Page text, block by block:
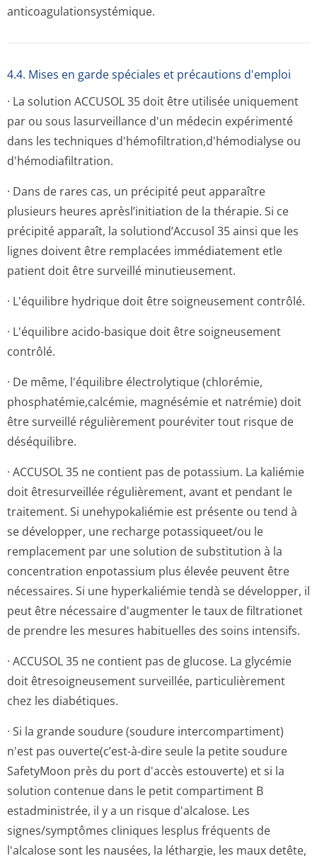
anticoagulati­onsystémique.
4.4. Mises en garde spéciales et précautions d'emploi
· La solution ACCUSOL 35 doit être utilisée uniquement
par ou sous lasurveillance d'un médecin expérimenté
dans les techniques d'hémofiltrati­on,d'hémodialy­se ou
d'hémodiafiltra­tion.
· Dans de rares cas, un précipité peut apparaître
plusieurs heures aprèsl’initiation de la thérapie. Si ce
précipité apparaît, la solutiond’Accusol 35 ainsi que les
lignes doivent être remplacées immédiatement etle
patient doit être surveillé minutieusement.
· L'équilibre hydrique doit être soigneusement contrôlé.
· L'équilibre acido-basique doit être soigneusement
contrôlé.
· De même, l'équilibre électrolytique (chlorémie,
phosphatémie,cal­cémie, magnésémie et natrémie) doit
être surveillé régulièrement pouréviter tout risque de
déséquilibre.
· ACCUSOL 35 ne contient pas de potassium. La kaliémie
doit êtresurveillée régulièrement, avant et pendant le
traitement. Si unehypokaliémie est présente ou tend à
se développer, une recharge potassiqueet/ou le
remplacement par une solution de substitution à la
concentration enpotassium plus élevée peuvent être
nécessaires. Si une hyperkaliémie tendà se développer, il
peut être nécessaire d'augmenter le taux de filtrationet
de prendre les mesures habituelles des soins intensifs.
· ACCUSOL 35 ne contient pas de glucose. La glycémie
doit êtresoigneusement surveillée, particulièrement
chez les diabétiques.
· Si la grande soudure (soudure intercompartiment)
n'est pas ouverte(c’est-à-dire seule la petite soudure
SafetyMoon près du port d'accès estouverte) et si la
solution contenue dans le petit compartiment B
estadministrée, il y a un risque d'alcalose. Les
signes/symptômes cliniques lesplus fréquents de
l'alcalose sont les nausées, la léthargie, les maux detête,